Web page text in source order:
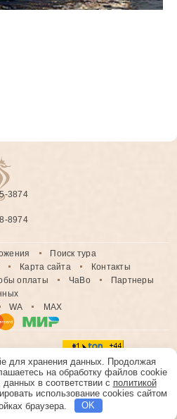
3874
8974
Поиск тура
Карта сайта
Контакты
оплаты ЧаВо
Партнеры
WA MAX
для хранения данных. Продолжая
на обработку файлов cookie
данных в соответствии с политикой
использование cookies сайтом
браузера.
OK